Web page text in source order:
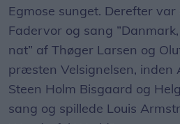
Egmose sunget. Derefter
Fadervor og sang
nat” af Thøger Larsen og
præsten Velsignelsen, inden
Steen Holm Bisgaard og
sang og spillede Louis